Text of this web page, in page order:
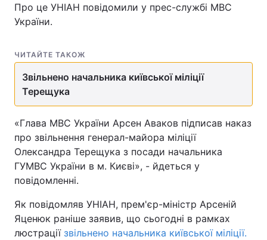
Про це УНІАН повідомили у прес-службі МВС
України.
ЧИТАЙТЕ ТАКОЖ
Звільнено начальника київської міліції
Терещука
«Глава МВС України Арсен Аваков підписав наказ
про звільнення генерал-майора міліції
Олександра Терещука з посади начальника
ГУМВС України в м. Києві», - йдеться у
повідомленні.
Як повідомляв УНІАН, прем'єр-міністр Арсеній
Яценюк раніше заявив, що сьогодні в рамках
люстрації звільнено начальника київської міліції.